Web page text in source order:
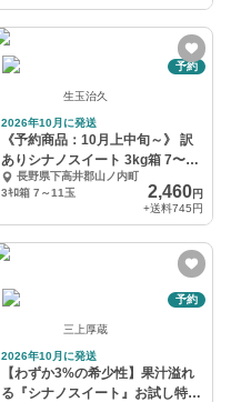
予約
生玉治久
2026年10月に発送
《予約商品：10月上中旬～》 訳
ありシナノスイート 3kg箱 7〜11
玉 長野県
長野県下高井郡山ノ内町
3ｷﾛ箱 7～11玉
2,460円
+送料745円
予約
三上厚蔵
2026年10月に発送
【わずか3%の希少性】果汁溢れ
る『シナノスイート』お試し特価